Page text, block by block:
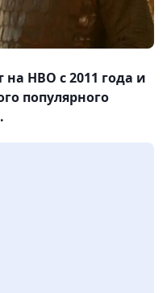
HBO с 2011 года и
популярного